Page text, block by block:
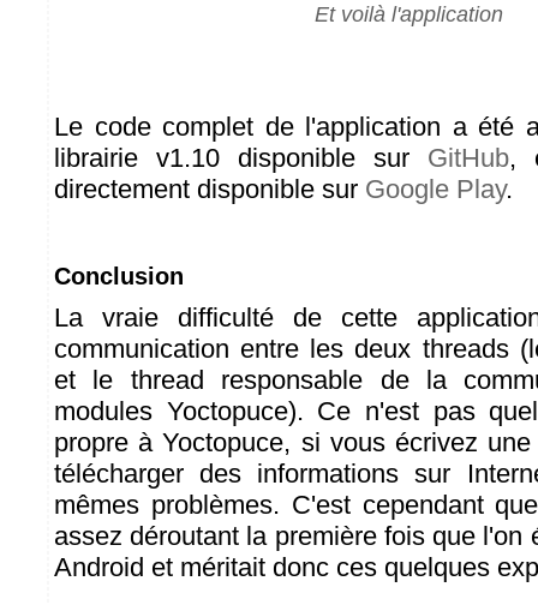
Et voilà l'application
Le code complet de l'application a été
librairie v1.10 disponible sur GitHub,
directement disponible sur Google Play.
Conclusion
La vraie difficulté de cette
communication entre les deux threads
et le thread responsable de la
modules Yoctopuce). Ce n'est pas
propre à Yoctopuce, si vous écrivez
télécharger des informations sur
mêmes problèmes. C'est cependant
assez déroutant la première fois que l'on
Android et méritait donc ces quelques